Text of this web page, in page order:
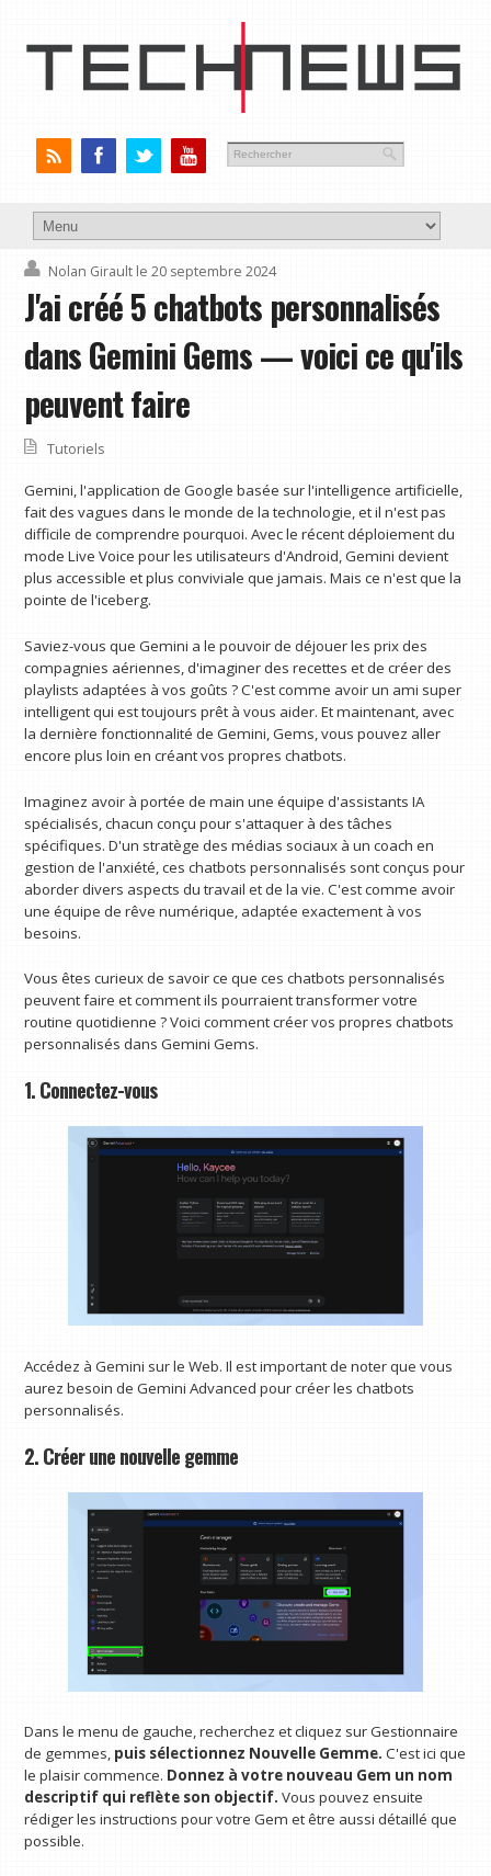
Nolan Girault le 20 septembre 2024
J'ai créé 5 chatbots personnalisés
dans Gemini Gems — voici ce qu'ils
peuvent faire
Tutoriels
Gemini, l'application de Google basée sur l'intelligence artificielle,
fait des vagues dans le monde de la technologie, et il n'est pas
difficile de comprendre pourquoi. Avec le récent déploiement du
mode Live Voice pour les utilisateurs d'Android, Gemini devient
plus accessible et plus conviviale que jamais. Mais ce n'est que la
pointe de l'iceberg.
Saviez-vous que Gemini a le pouvoir de déjouer les prix des
compagnies aériennes, d'imaginer des recettes et de créer des
playlists adaptées à vos goûts ? C'est comme avoir un ami super
intelligent qui est toujours prêt à vous aider. Et maintenant, avec
la dernière fonctionnalité de Gemini, Gems, vous pouvez aller
encore plus loin en créant vos propres chatbots.
Imaginez avoir à portée de main une équipe d'assistants IA
spécialisés, chacun conçu pour s'attaquer à des tâches
spécifiques. D'un stratège des médias sociaux à un coach en
gestion de l'anxiété, ces chatbots personnalisés sont conçus pour
aborder divers aspects du travail et de la vie. C'est comme avoir
une équipe de rêve numérique, adaptée exactement à vos
besoins.
Vous êtes curieux de savoir ce que ces chatbots personnalisés
peuvent faire et comment ils pourraient transformer votre
routine quotidienne ? Voici comment créer vos propres chatbots
personnalisés dans Gemini Gems.
1. Connectez-vous
Accédez à Gemini sur le Web. Il est important de noter que vous
aurez besoin de Gemini Advanced pour créer les chatbots
personnalisés.
2. Créer une nouvelle gemme
Dans le menu de gauche, recherchez et cliquez sur Gestionnaire
de gemmes, puis sélectionnez Nouvelle Gemme.C'est ici que
le plaisir commence. Donnez à votre nouveau Gem un nom
descriptif qui reflète son objectif.Vous pouvez ensuite
rédiger les instructions pour votre Gem et être aussi détaillé que
possible.